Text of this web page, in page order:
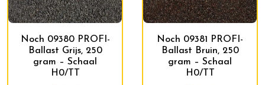
Noch 09380 PROFI-
Ballast Grijs, 250
gram – Schaal
H0/TT
Noch 09381 PROFI-
Ballast Bruin, 250
gram – Schaal
H0/TT